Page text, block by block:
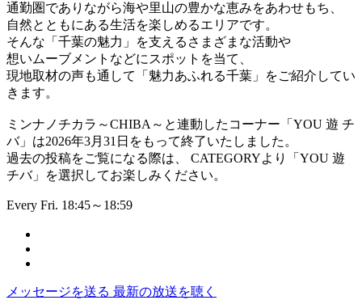
通勤圏でありながら海や里山の豊かな恵みをあわせもち、
自然とともにある生活を楽しめるエリアです。
そんな「千葉の魅力」を支えるさまざまな活動や
想いムーブメントなどにスポットを当て、
現地取材の声も通して「魅力あふれる千葉」をご紹介してい
きます。
ミンナノチカラ～CHIBA～と連動したコーナー「YOU 遊 チ
バ」は2026年3月31日をもって終了いたしました。
過去の投稿をご覧になる際は、 CATEGORYより「YOU 遊
チバ」を選択してお楽しみください。
Every Fri. 18:45～18:59
メッセージを送る 最新の放送を聴く